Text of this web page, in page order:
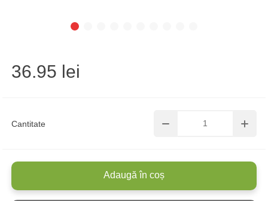
Cantitate
36.95 lei
Adaugă în coș